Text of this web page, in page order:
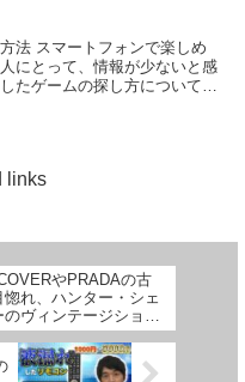
法 スマートフォンで楽しめ
にとって、情報が少ないと感
たゲームの探し方について多
links
やPRADAの古
惚れ、ハンター・シェ
のヴィンテージショッ
| VOGUE JAPAN